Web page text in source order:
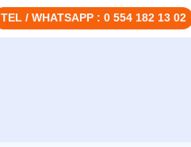
TEL / WHATSAPP : 0 554 182 13 02